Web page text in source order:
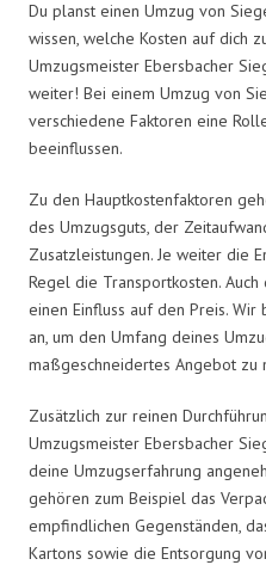
Du planst einen Umzug von
wissen, welche Kosten auf dich
Umzugsmeister Ebersbacher
weiter! Bei einem Umzug von
verschiedene Faktoren eine
beeinflussen.
Zu den Hauptkostenfaktoren
des Umzugsguts, der
Zusatzleistungen. Je weiter die
Regel die Transportkosten.
einen Einfluss auf den Preis.
an, um den Umfang deines
maßgeschneidertes Angebot zu
Zusätzlich zur reinen
Umzugsmeister Ebersbacher
deine Umzugserfahrung
gehören zum Beispiel das
empfindlichen Gegenständen,
Kartons sowie die Entsorgung